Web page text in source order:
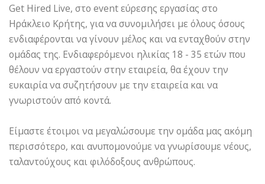
Get Hired Live, στο event εύρεσης εργασίας στο
Ηράκλειο Κρήτης, για να συνομιλήσει με όλους όσους
ενδιαφέρονται να γίνουν μέλος και να ενταχθούν στην
ομάδας της. Ενδιαφερόμενοι ηλικίας 18 - 35 ετών που
θέλουν να εργαστούν στην εταιρεία, θα έχουν την
ευκαιρία να συζητήσουν με την εταιρεία και να
γνωριστούν από κοντά.
Είμαστε έτοιμοι να μεγαλώσουμε την ομάδα μας ακόμη
περισσότερο, και ανυπομονούμε να γνωρίσουμε νέους,
ταλαντούχους και φιλόδοξους ανθρώπους.